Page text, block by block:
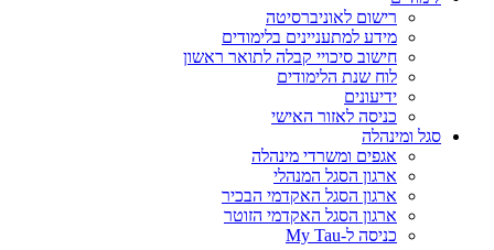
רישום לאוניברסיטה
מידע למתעניינים בלימודים
חישוב סיכויי קבלה לתואר ראשון
לוח שנת הלימודים
ידיעונים
כניסה לאזור האישי
סגל ומינהלה
אגפים ומשרדי מינהלה
ארגון הסגל המנהלי
ארגון הסגל האקדמי הבכיר
ארגון הסגל האקדמי הזוטר
כניסה ל-My Tau